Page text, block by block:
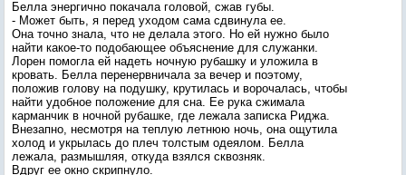
Белла энергично покачала головой, сжав губы.
- Может быть, я перед уходом сама сдвинула ее.
Она точно знала, что не делала этого. Но ей нужно было
найти какое-то подобающее объяснение для служанки.
Лорен помогла ей надеть ночную рубашку и уложила в
кровать. Белла перенервничала за вечер и поэтому,
положив голову на подушку, крутилась и ворочалась, чтобы
найти удобное положение для сна. Ее рука сжимала
карманчик в ночной рубашке, где лежала записка Риджа.
Внезапно, несмотря на теплую летнюю ночь, она ощутила
холод и укрылась до плеч толстым одеялом. Белла
лежала, размышляя, откуда взялся сквозняк.
Вдруг ее окно скрипнуло.